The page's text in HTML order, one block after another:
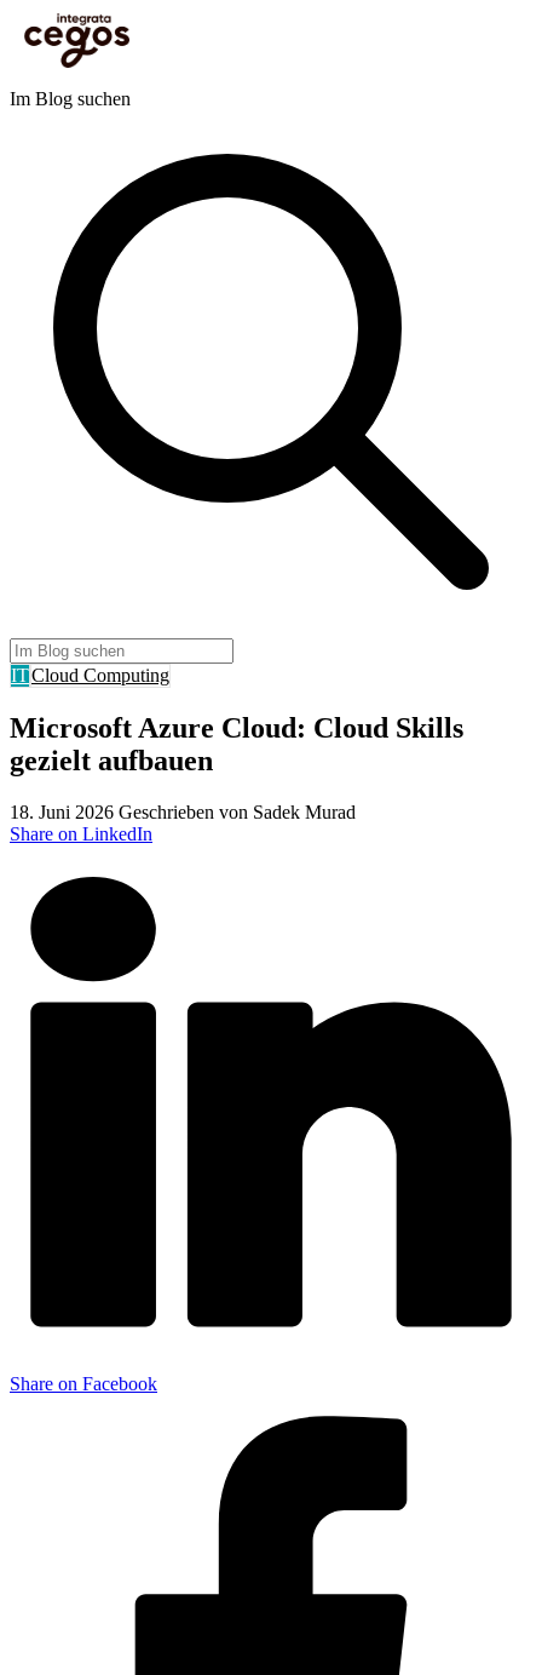
Skip to main content
Sie sind hier:Startseite
Skills gezielt aufbauen
Blog
Im Blog suchen
ITCloud Computing
Microsoft Azure Cloud: Cloud Skills
gezielt aufbauen
18. Juni 2026 Geschrieben von Sadek Murad
Share on LinkedIn
Share on Facebook